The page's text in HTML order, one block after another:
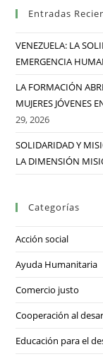
Entradas
VENEZUELA: LA
EMERGENCIA
LA FORMACIÓN
MUJERES JÓVENES
29, 2026
SOLIDARIDAD Y
LA DIMENSIÓN
Categorías
Acción social
Ayuda Humanitaria
Comercio justo
Cooperación al
Educación para el